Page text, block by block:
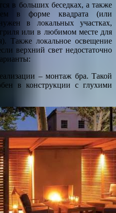
в больших беседках, а также
в форме квадрата (или
в локальных участках,
или в любимом месте для
Также локальное освещение
верхний свет недостаточно
– монтаж бра. Такой
в конструкции с глухими